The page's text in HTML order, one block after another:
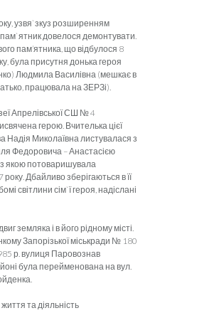
узвя`зкуз розширенням
пам`ятник довелося демонтувати.
пам’ятника, що відбулося 8
була присутня донька героя
Людмила Василівна (мешкає в
працювала на ЗЕРЗі).
Апрелівської СШ № 4
герою. Вчителька цієї
Надія Миколаївна листувалася з
Федоровича – Анастасією
з якою потоваришувала
року. Дбайливо зберігаються в її
світлини сім`ї героя, надіслані
земляка і в його рідному місті.
Запорізької міськради № 180
р. вулиця Паровознав
була перейменована на вул.
та діяльність